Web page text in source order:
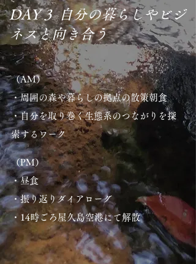
DAY 3 自分の暮らしやビジ
ネスと向き合う
（AM）
・周囲の森や暮らしの拠点の散策朝食
・自分を取り巻く生態系のつながりを探
索するワーク
（PM）
・​昼食
・振り返りダイアローグ
・14時ごろ屋久島空港にて解散